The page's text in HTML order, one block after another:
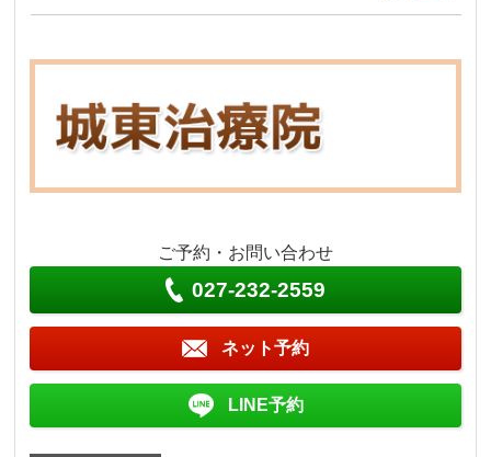
ご予約・お問い合わせ
027-232-2559
ネット予約
LINE予約